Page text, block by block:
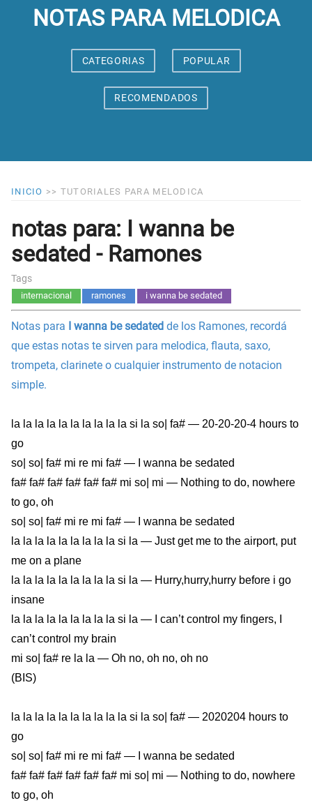
NOTAS PARA MELODICA
CATEGORIAS POPULAR
RECOMENDADOS
INICIO >> TUTORIALES PARA MELODICA
notas para: I wanna be
sedated - Ramones
Tags
internacional ramones i wanna be sedated
Notas para I wanna be sedated de los Ramones, recordá
que estas notas te sirven para melodica, flauta, saxo,
trompeta, clarinete o cualquier instrumento de notacion
simple.
la la la la la la la la la la si la so| fa# — 20-20-20-4 hours to
go
so| so| fa# mi re mi fa# — I wanna be sedated
fa# fa# fa# fa# fa# fa# mi so| mi — Nothing to do, nowhere
to go, oh
so| so| fa# mi re mi fa# — I wanna be sedated
la la la la la la la la la si la — Just get me to the airport, put
me on a plane
la la la la la la la la la si la — Hurry,hurry,hurry before i go
insane
la la la la la la la la la si la — I can’t control my fingers, I
can’t control my brain
mi so| fa# re la la — Oh no, oh no, oh no
(BIS)
la la la la la la la la la la si la so| fa# — 2020204 hours to
go
so| so| fa# mi re mi fa# — I wanna be sedated
fa# fa# fa# fa# fa# fa# mi so| mi — Nothing to do, nowhere
to go, oh